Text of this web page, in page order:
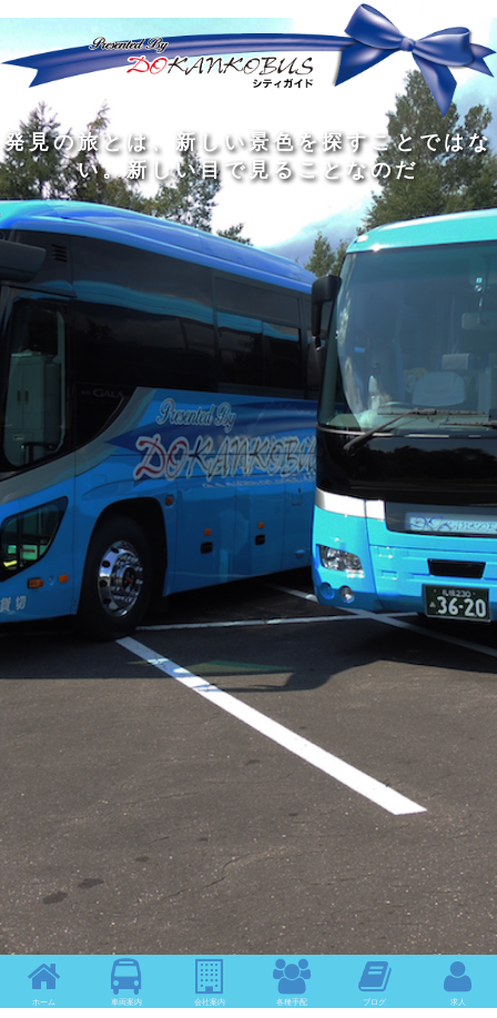
旅 の 程 に こそ価値があ る
発見の旅と は 新 し い景色を探す ことではな
い。 新 しい目 で見 る こ と なのだ
人間の幅を広 げる ものは3つある。人と会
い、 本 を読み 、旅 を す る ことだ
私は旅 をす るために旅をする
旅 の 程 に こそ価値があ る
どんなに洗 練 れ た 大人の中にも 、外に出た
くてし ょうがない小さな 子供がいる
旅をするの は 着 す るためではな く、旅をす
るた めで あ る
旅は 真 知 識 の大きな泉で ある
ホーム 車両案内 会社案内 各種手配 ブログ 求人